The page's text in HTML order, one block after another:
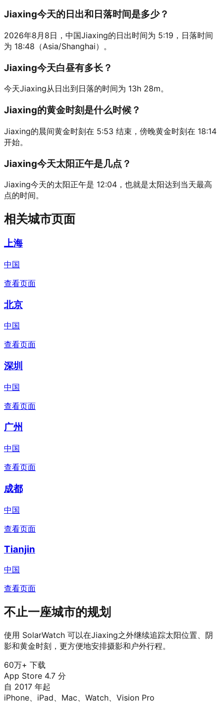
Jiaxing今天的日出和日落时间是多少？
2026年8月8日，中国Jiaxing的日出时间为 5:19，日落时间
为 18:48（Asia/Shanghai）。
Jiaxing今天白昼有多长？
今天Jiaxing从日出到日落的时间为 13h 28m。
Jiaxing的黄金时刻是什么时候？
Jiaxing的晨间黄金时刻在 5:53 结束，傍晚黄金时刻在 18:14
开始。
Jiaxing今天太阳正午是几点？
Jiaxing今天的太阳正午是 12:04，也就是太阳达到当天最高
点的时间。
相关城市页面
上海
中国
查看页面
北京
中国
查看页面
深圳
中国
查看页面
广州
中国
查看页面
成都
中国
查看页面
Tianjin
中国
查看页面
不止一座城市的规划
使用 SolarWatch 可以在Jiaxing之外继续追踪太阳位置、阴
影和黄金时刻，更方便地安排摄影和户外行程。
60万+ 下载
App Store 4.7 分
自 2017 年起
iPhone、iPad、Mac、Watch、Vision Pro